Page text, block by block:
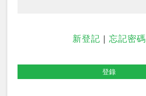
新登記 忘記密碼